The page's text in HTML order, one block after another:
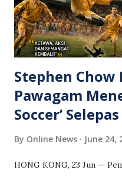
ramai dinasihatkan agar
menyebarkan maklumat
siasatan rasmi selesai.
Stephen Chow
Pawagam
Soccer’
By Online News June 24,
HONG KONG, 23 Jun —